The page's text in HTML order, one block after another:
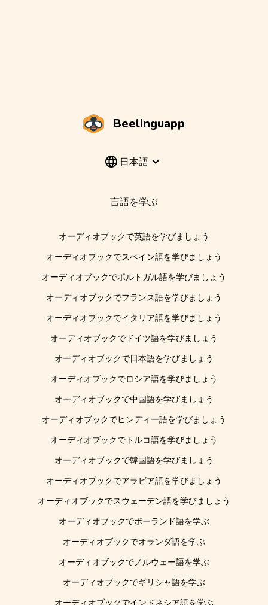
Beelinguapp
日本語
言語を学ぶ
オーディオブックで英語を学びましょう
オーディオブックでスペイン語を学びましょう
オーディオブックでポルトガル語を学びましょう
オーディオブックでフランス語を学びましょう
オーディオブックでイタリア語を学びましょう
オーディオブックでドイツ語を学びましょう
オーディオブックで日本語を学びましょう
オーディオブックでロシア語を学びましょう
オーディオブックで中国語を学びましょう
オーディオブックでヒンディー語を学びましょう
オーディオブックでトルコ語を学びましょう
オーディオブックで韓国語を学びましょう
オーディオブックでアラビア語を学びましょう
オーディオブックでスウェーデン語を学びましょう
オーディオブックでポーランド語を学ぶ
オーディオブックでオランダ語を学ぶ
オーディオブックでノルウェー語を学ぶ
オーディオブックでギリシャ語を学ぶ
オーディオブックでインドネシア語を学ぶ